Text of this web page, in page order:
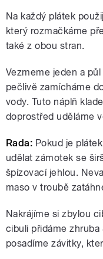
Na každý plátek
který rozmačkáme
také z obou stran.
Vezmeme jeden a
pečlivě zamícháme
vody. Tuto náplň
doprostřed uděláme
Rada: Pokud je
udělat zámotek se
špízovací jehlou.
maso v troubě
Nakrájíme si zbylou
cibuli přidáme zhruba
posadíme závitky,